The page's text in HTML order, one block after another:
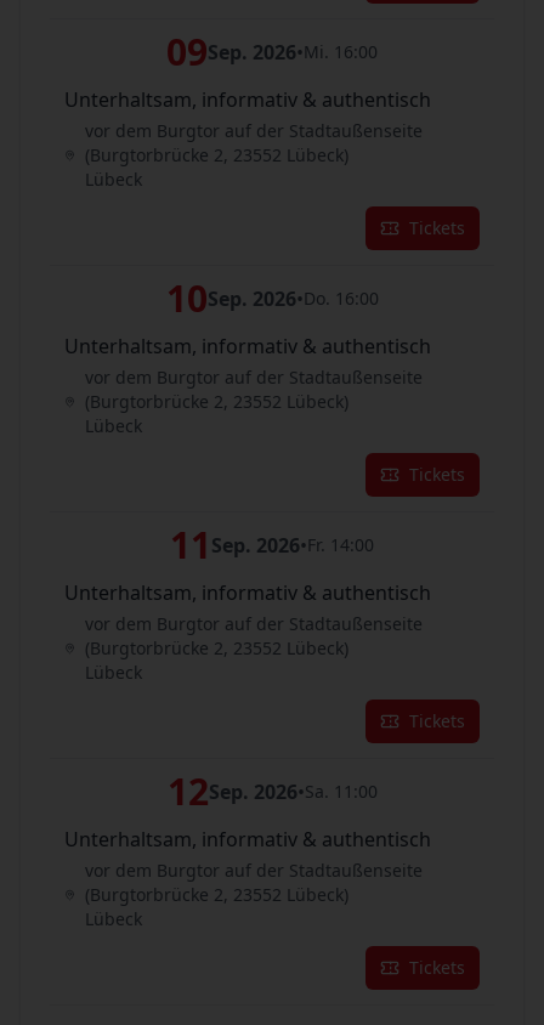
09Sep. 2026•Mi. 16:00
Unterhaltsam, informativ & authentisch
vor dem Burgtor auf der Stadtaußenseite
(Burgtorbrücke 2, 23552 Lübeck)
Lübeck
Tickets
10Sep. 2026•Do. 16:00
Unterhaltsam, informativ & authentisch
vor dem Burgtor auf der Stadtaußenseite
(Burgtorbrücke 2, 23552 Lübeck)
Lübeck
Tickets
11 Sep. 2026•Fr. 14:00
Unterhaltsam, informativ & authentisch
vor dem Burgtor auf der Stadtaußenseite
(Burgtorbrücke 2, 23552 Lübeck)
Lübeck
Tickets
12Sep. 2026•Sa. 11:00
Unterhaltsam, informativ & authentisch
vor dem Burgtor auf der Stadtaußenseite
(Burgtorbrücke 2, 23552 Lübeck)
Lübeck
Tickets